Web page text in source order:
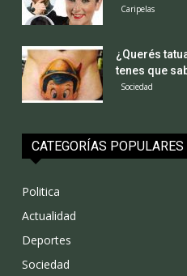
Caripelas
¿Querés
tenes que
Sociedad
CATEGORÍAS POPULARES
Politica
Actualidad
Deportes
Sociedad